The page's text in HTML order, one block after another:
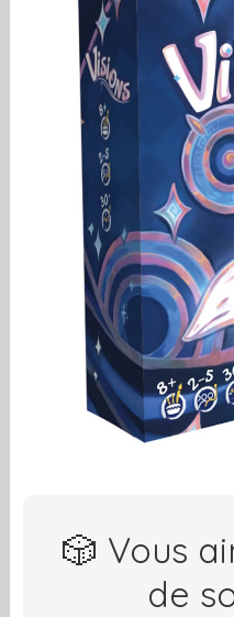
🎲 Vous
de